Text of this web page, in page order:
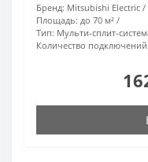
Бренд: Mitsubishi Electric
Площадь: до 70 м²
Тип: Мульти-сплит-
Количество подключений: